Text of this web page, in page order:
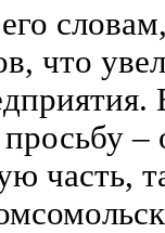
что
–
часть,